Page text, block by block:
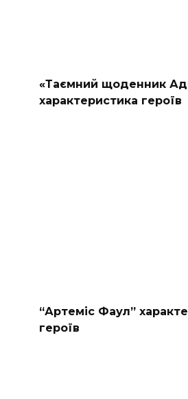
«Таємний щоденник
характеристика героїв
“Артеміс Фаул”
героїв